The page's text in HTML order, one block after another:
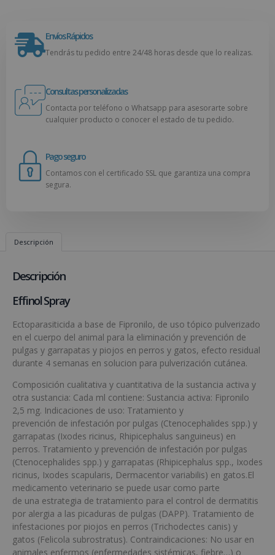
Envíos Rápidos
Tendrás tu pedido entre 24/48 horas desde que lo realizas.
Consultas personalizadas
Contacta por teléfono o Whatsapp para asesorarte sobre
cualquier producto o conocer el estado de tu pedido.
Pago seguro
Contamos con el certificado SSL que garantiza una compra
segura.
Descripción
Descripción
Effinol Spray
Ectoparasiticida a base de Fipronilo, de uso tópico pulverizado
en el cuerpo del animal para la eliminación y prevención de
pulgas y garrapatas y piojos en perros y gatos, efecto residual
durante 4 semanas en solucion para pulverización cutánea.
Composición cualitativa y cuantitativa de la sustancia activa y
otra sustancia: Cada ml contiene: Sustancia activa: Fipronilo
2,5 mg. Indicaciones de uso: Tratamiento y
prevención de infestación por pulgas (Ctenocephalides spp.) y
garrapatas (Ixodes ricinus, Rhipicephalus sanguineus) en
perros. Tratamiento y prevención de infestación por pulgas
(Ctenocephalides spp.) y garrapatas (Rhipicephalus spp., Ixodes
ricinus, Ixodes scapularis, Dermacentor variabilis) en gatos.El
medicamento veterinario se puede usar como parte
de una estrategia de tratamiento para el control de dermatitis
por alergia a las picaduras de pulgas (DAPP). Tratamiento de
infestaciones por piojos en perros (Trichodectes canis) y
gatos (Felicola subrostratus). Contraindicaciones: No usar en
animales enfermos (enfermedades sistémicas, fiebre…) o